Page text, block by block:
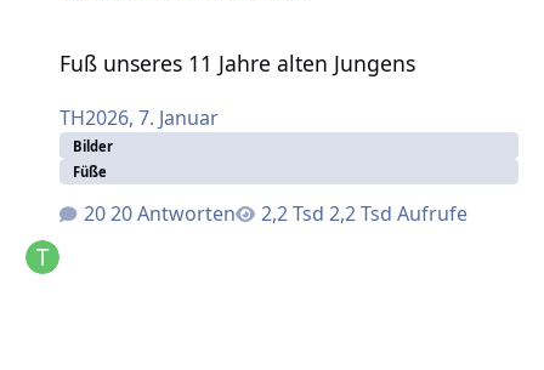
Fuß unseres 11 Jahre alten Jungens
TH2026, 7. Januar
Bilder
Füße
20 Antworten 2,2 Tsd Aufrufe